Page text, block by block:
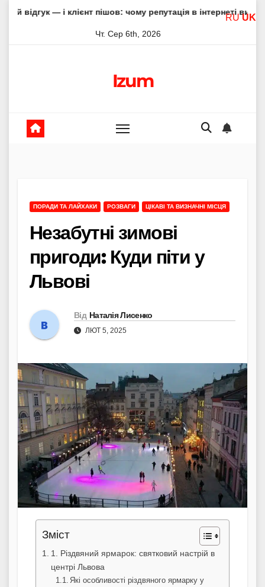
Skip
клієнт пішов: чому репутація в інтернеті вирішує все
Чт. Сер 6th, 2026
Izum
ПОРАДИ ТА ЛАЙХАКИ РОЗВАГИ ЦІКАВІ ТА ВИЗНАЧНІ МІСЦЯ
Незабутні зимові
пригоди: Куди піти у
Львові
Від Наталія Лисенко
ЛЮТ 5, 2025
Зміст
1. Різдвяний ярмарок: святковий настрій в
центрі Львова
Які особливості різдвяного ярмарку у
RU UK